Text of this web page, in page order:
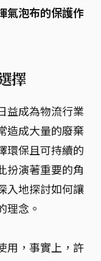
氣泡布的保護作
擇
益成為物流行業
造成大量的廢棄
環保且可持續的
扮演著重要的角
入地探討如何讓
理念。
用，事實上，許